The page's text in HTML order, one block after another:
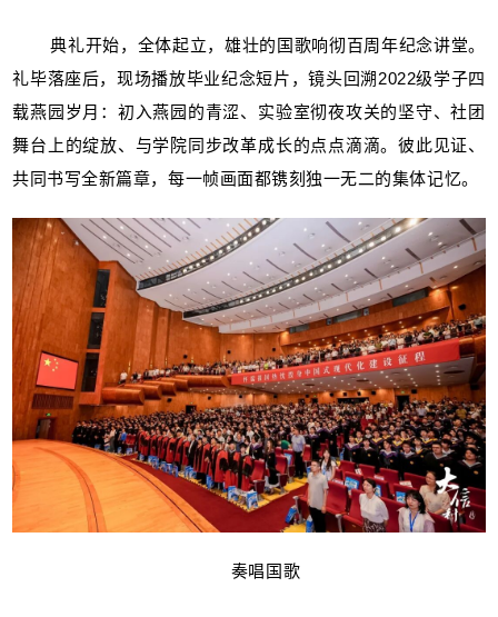
典礼开始，全体起立，雄壮的国歌响彻百周年纪念讲堂。
礼毕落座后，现场播放毕业纪念短片，镜头回溯2022级学子四
载燕园岁月：初入燕园的青涩、实验室彻夜攻关的坚守、社团
舞台上的绽放、与学院同步改革成长的点点滴滴。彼此见证、
共同书写全新篇章，每一帧画面都镌刻独一无二的集体记忆。
奏唱国歌